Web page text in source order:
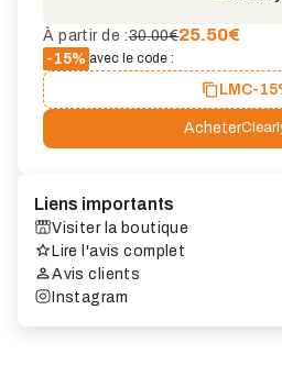
À partir de :30.00€25.50€
-15% avec le code :
LMC-
Acheter
Liens importants
Visiter la boutique
Lire l'avis complet
Avis clients
Instagram